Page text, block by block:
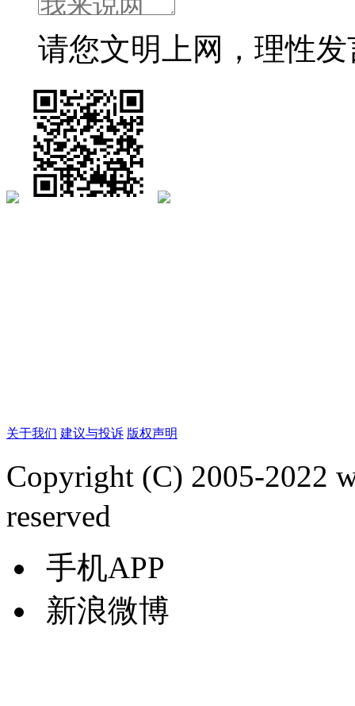
请您文明上网，理性
关于我们 建议与投诉 版权声明
Copyright (C) 2005-2022
reserved
手机APP
新浪微博